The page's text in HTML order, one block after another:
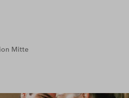
Mitte